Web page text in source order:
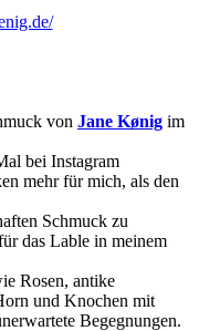
von Jane Kønig im
bei Instagram
mehr für mich, als den
Schmuck zu
das Lable in meinem
Rosen, antike
und Knochen mit
Begegnungen.